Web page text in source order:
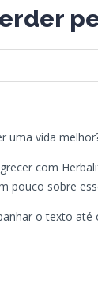
uma vida
com
pouco sobre
o texto